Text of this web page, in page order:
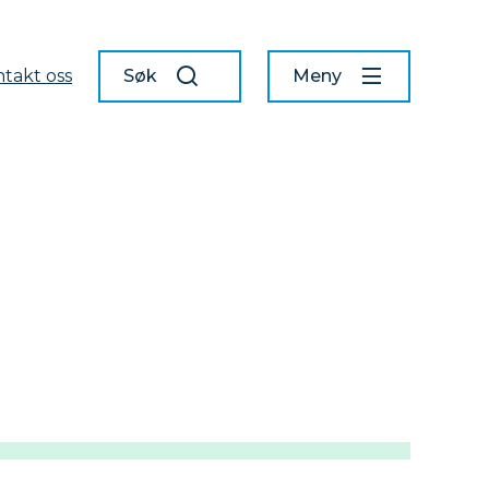
oss Søk Meny